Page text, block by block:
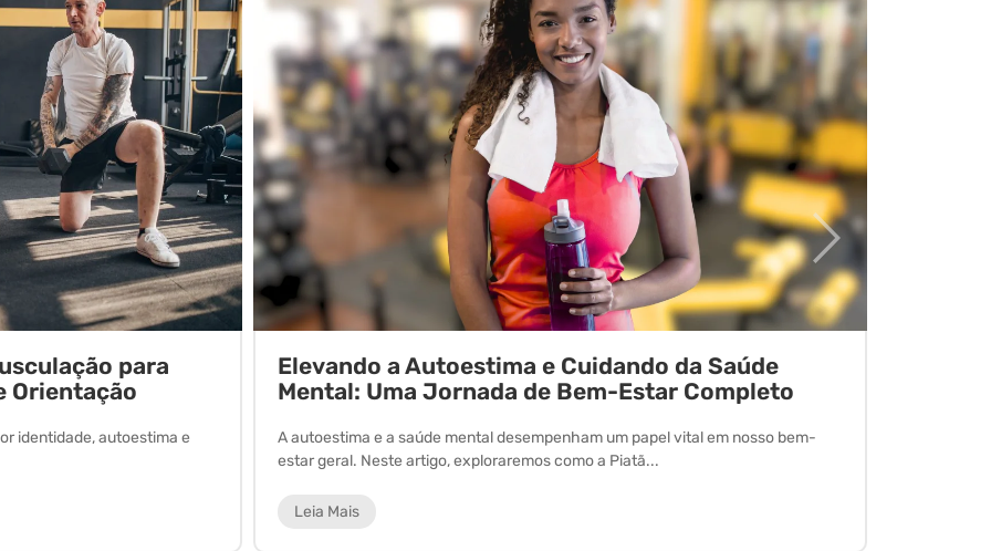
para
Orientação
identidade, autoestima e
Elevando a Autoestima e Cuidando da Saúde
Mental: Uma Jornada de Bem-Estar Completo
A autoestima e a saúde mental desempenham um papel vital em nosso bem-
estar geral. Neste artigo, exploraremos como a Piatã...
Leia Mais